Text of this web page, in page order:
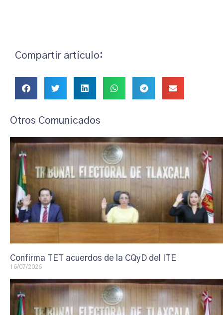
Compartir artículo:
Otros Comunicados
Confirma TET acuerdos de la CQyD del ITE
16/07/2026